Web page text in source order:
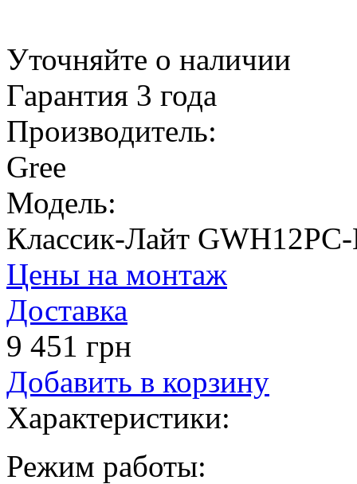
Уточняйте о наличии
Гарантия 3 года
Производитель:
Gree
Модель:
Классик-Лайт
Цены на монтаж
Доставка
9 451 грн
Добавить в корзину
Характеристики:
Режим работы: